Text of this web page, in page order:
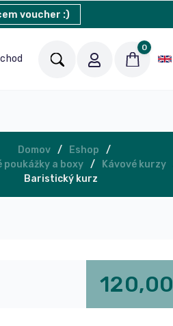
voucher :)
Blog Kontakt
0
Domov
Eshop
poukážky a boxy
Kávové kurzy
Baristický kurz
120,00